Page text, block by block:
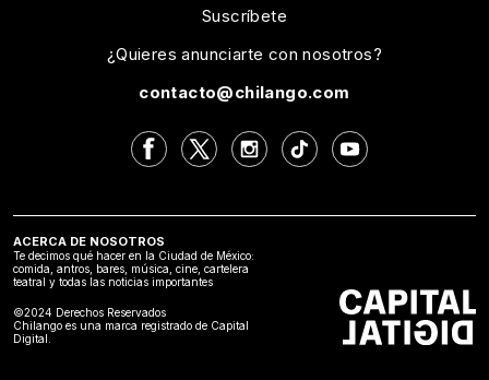
Suscríbete
¿Quieres anunciarte con nosotros?
contacto@chilango.com
ACERCA DE NOSOTROS
Te decimos qué hacer en la Ciudad de México:
comida, antros, bares, música, cine, cartelera
teatral y todas las noticias importantes
©2024 Derechos Reservados
Chilango es una marca registrado de Capital
Digital.